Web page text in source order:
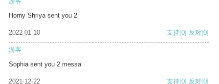
Horny Shriya sent you 2
2022-01-10 支持[0] 反对[0]
游客
Sophia sent you 2 messa
2021-12-22 支持[0] 反对[0]